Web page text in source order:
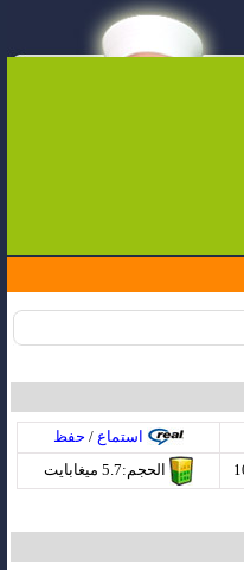
استماع / حفظ
الحجم:5.7 ميغابايت